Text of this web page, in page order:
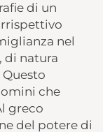
di un
nel
di natura
che
greco
del potere di